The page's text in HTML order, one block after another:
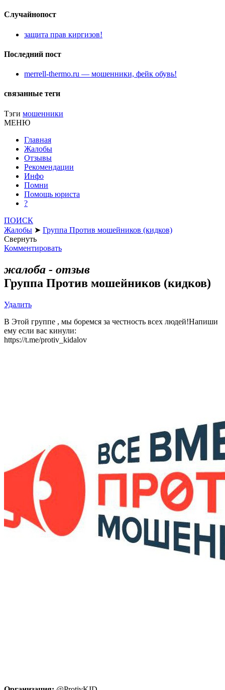
Случайнопост
защита прав киргизов!
Последний пост
merrell-thermo.ru — мошенники, фейк обувь!
связанные теги
Тэги мошенники
МЕНЮ
Главная
Жалобы
Отзывы
Рекомендации
Инфо
Помни
Помощь юриста
?
ПОИСК
Жалобы ➤ Группа Против мошейников (кидков)
Свернуть
Комментировать
жалоба - отзыв
Группа Против мошейников (кидков)
Удалить
В Этой группе , мы боремся за честность всех людей!Напиши
ему если вас кинули:
https://t.me/protiv_kidalov